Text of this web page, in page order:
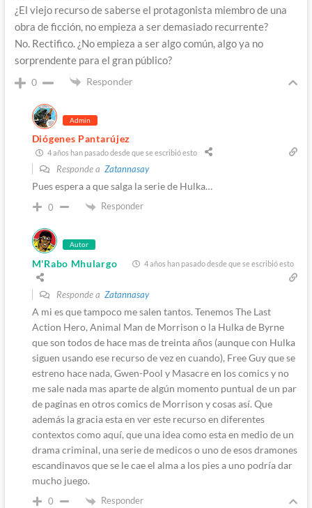
¿El viejo recurso de saberse el protagonista miembro de una
obra de ficción, no empieza a ser demasiado recurrente?
No. Rectifico. ¿No empieza a ser algo común, algo ya no
sorprendente para el gran público?
0 Responder
Admin
Diógenes Pantarújez
4 años han pasado desde que se escribió esto
Responde a Zatannasay
Pues espera a que salga la serie de Hulka…
0 Responder
Autor
M'Rabo Mhulargo 4 años han pasado desde que se escribió esto
Responde a Zatannasay
A mi es que tampoco me salen tantos. Tenemos The Last
Action Hero, Animal Man de Morrison o la Hulka de Byrne
que son todos de hace mas de treinta años (aunque con Hulka
siguen usando ese recurso de vez en cuando), Free Guy que se
estreno hace nada, Gwen-Pool y Masacre en los comics y no
me sale nada mas aparte de algún momento puntual de un par
de paginas en otros comics de Morrison y cosas así. Que
además la gracia esta en ver este recurso en diferentes
contextos como aquí, que una idea como esta en medio de un
drama criminal, una serie de medicos o uno de esos dramones
escandinavos que se le cae el alma a los pies a uno podría dar
mucho juego.
0 Responder